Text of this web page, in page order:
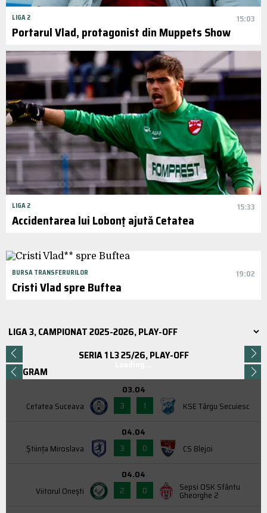
LIGA 2 15:03
Portarul Vlad, protagonist din Muppets Show
LIGA 2 15:33
Accidentarea lui Lobonț ajută Cetatea
BURSA TRANSFERURILOR 19:02
Cristi Vlad spre Buftea
SERIA 1 L3 25/26, PLAY-OFF
PROGRAM
Cetatea Suceava
03.04
3
1 KSE Târgu Secuiesc
Știința Miroslava
04.04
3
0 CS Blejoi
Viitorul Onești
04.04
2
0 Sepsi OSK Sfântu
Gheorghe 2